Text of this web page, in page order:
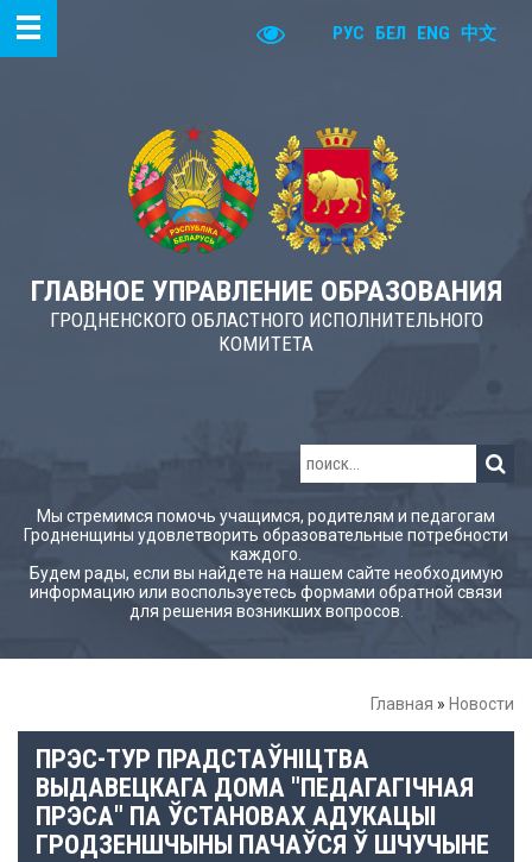
РУС БЕЛ ENG 中文
ГЛАВНОЕ УПРАВЛЕНИЕ ОБРАЗОВАНИЯ
ГРОДНЕНСКОГО ОБЛАСТНОГО ИСПОЛНИТЕЛЬНОГО
КОМИТЕТА
Мы стремимся помочь учащимся, родителям и педагогам
Гродненщины удовлетворить образовательные потребности
каждого.
Будем рады, если вы найдете на нашем сайте необходимую
информацию или воспользуетесь формами обратной связи
для решения возникших вопросов.
Главная » Новости
ПРЭС-ТУР ПРАДСТАЎНІЦТВА
ВЫДАВЕЦКАГА ДОМА "ПЕДАГАГІЧНАЯ
ПРЭСА" ПА ЎСТАНОВАХ АДУКАЦЫІ
ГРОДЗЕНШЧЫНЫ ПАЧАЎСЯ Ў ШЧУЧЫНЕ